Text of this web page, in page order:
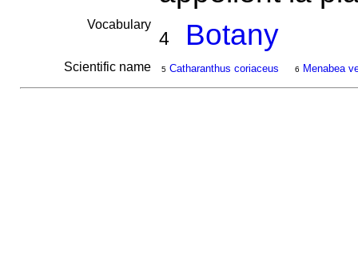
Vocabulary
4 Botany
Scientific name 5 Catharanthus coriaceus 6 Menabea